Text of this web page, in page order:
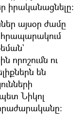
իրականացնելը։
այսօր ժամը
հրապարակում
ու
են
Նիկոլ